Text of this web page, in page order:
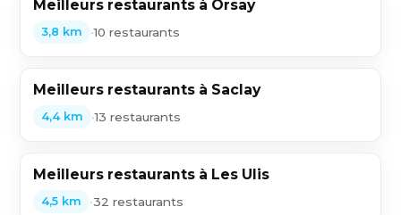
Meilleurs restaurants à Orsay
3,8 km •10 restaurants
Meilleurs restaurants à Saclay
4,4 km •13 restaurants
Meilleurs restaurants à Les Ulis
4,5 km •32 restaurants